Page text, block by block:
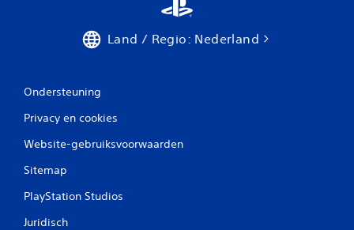
Land / Regio: Nederland
Ondersteuning
Privacy en cookies
Website-gebruiksvoorwaarden
Sitemap
PlayStation Studios
Juridisch